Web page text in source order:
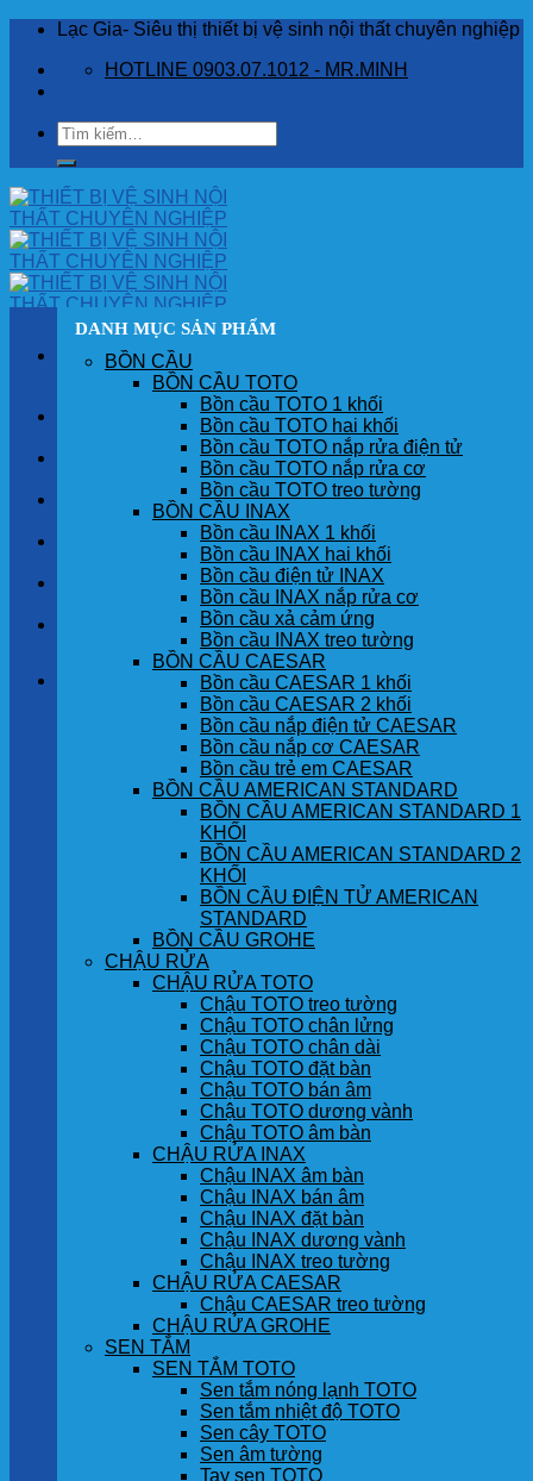
Skip
content
Lạc Gia- Siêu thị thiết bị vệ sinh nội thất chuyên nghiệp
HOTLINE 0903.07.1012 - MR.MINH
Tìm
kiếm:
SẢN PHẨM
GÓC KHÁCH HÀNG
Chưa có sản phẩm trong giỏ hàng.
DANH MỤC SẢN PHẨM
BỒN CẦU
BỒN CẦU TOTO
Bồn cầu TOTO 1 khối
Bồn cầu TOTO hai khối
Bồn cầu TOTO nắp rửa điện tử
Bồn cầu TOTO nắp rửa cơ
Bồn cầu TOTO treo tường
BỒN CẦU INAX
Bồn cầu INAX 1 khối
Bồn cầu INAX hai khối
Bồn cầu điện tử INAX
Bồn cầu INAX nắp rửa cơ
Bồn cầu xả cảm ứng
Bồn cầu INAX treo tường
BỒN CẦU CAESAR
Bồn cầu CAESAR 1 khối
Bồn cầu CAESAR 2 khối
Bồn cầu nắp điện tử CAESAR
Bồn cầu nắp cơ CAESAR
Bồn cầu trẻ em CAESAR
BỒN CẦU AMERICAN STANDARD
BỒN CẦU AMERICAN STANDARD 1
KHỐI
BỒN CẦU AMERICAN STANDARD 2
KHỐI
BỒN CẦU ĐIỆN TỬ AMERICAN
STANDARD
BỒN CẦU GROHE
CHẬU RỬA
CHẬU RỬA TOTO
Chậu TOTO treo tường
Chậu TOTO chân lửng
Chậu TOTO chân dài
Chậu TOTO đặt bàn
Chậu TOTO bán âm
Chậu TOTO dương vành
Chậu TOTO âm bàn
CHẬU RỬA INAX
Chậu INAX âm bàn
Chậu INAX bán âm
Chậu INAX đặt bàn
Chậu INAX dương vành
Chậu INAX treo tường
CHẬU RỬA CAESAR
Chậu CAESAR treo tường
CHẬU RỬA GROHE
SEN TẮM
SEN TẮM TOTO
Sen tắm nóng lạnh TOTO
Sen tắm nhiệt độ TOTO
Sen cây TOTO
Sen âm tường
Tay sen TOTO